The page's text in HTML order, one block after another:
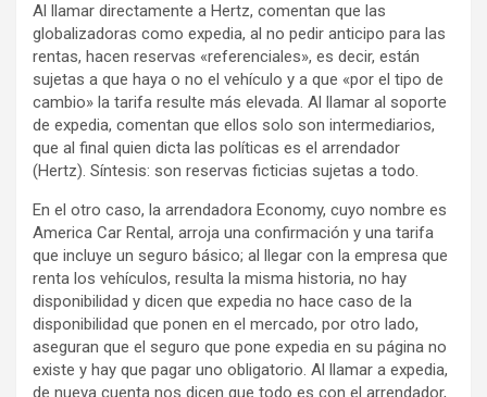
Al llamar directamente a Hertz, comentan que las
globalizadoras como expedia, al no pedir anticipo para las
rentas, hacen reservas «referenciales», es decir, están
sujetas a que haya o no el vehículo y a que «por el tipo de
cambio» la tarifa resulte más elevada. Al llamar al soporte
de expedia, comentan que ellos solo son intermediarios,
que al final quien dicta las políticas es el arrendador
(Hertz). Síntesis: son reservas ficticias sujetas a todo.
En el otro caso, la arrendadora Economy, cuyo nombre es
America Car Rental, arroja una confirmación y una tarifa
que incluye un seguro básico; al llegar con la empresa que
renta los vehículos, resulta la misma historia, no hay
disponibilidad y dicen que expedia no hace caso de la
disponibilidad que ponen en el mercado, por otro lado,
aseguran que el seguro que pone expedia en su página no
existe y hay que pagar uno obligatorio. Al llamar a expedia,
de nueva cuenta nos dicen que todo es con el arrendador,